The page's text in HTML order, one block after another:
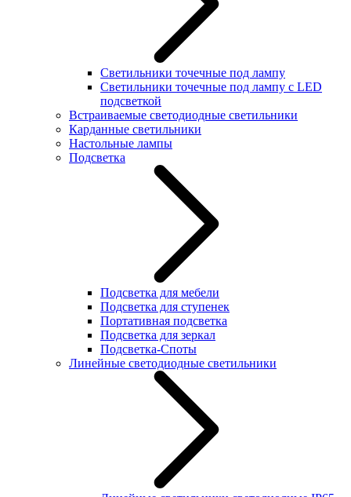
Светильники точечные под лампу
Светильники точечные под лампу с LED
подсветкой
Встраиваемые светодиодные светильники
Карданные светильники
Настольные лампы
Подсветка
Подсветка для мебели
Подсветка для ступенек
Портативная подсветка
Подсветка для зеркал
Подсветка-Споты
Линейные светодиодные светильники